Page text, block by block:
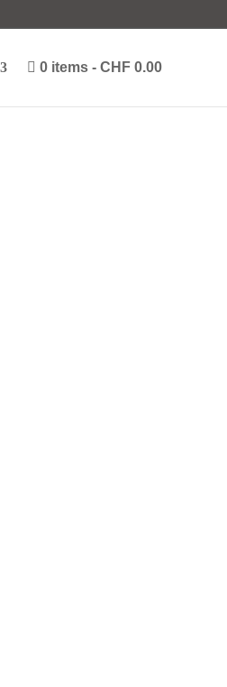
0 items CHF 0.00